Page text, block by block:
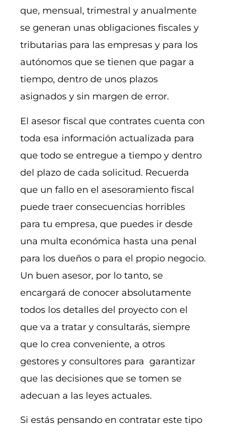
que, mensual, trimestral y anualmente
se generan unas obligaciones fiscales y
tributarias para las empresas y para los
autónomos que se tienen que pagar a
tiempo, dentro de unos plazos
asignados y sin margen de error.
El asesor fiscal que contrates cuenta con
toda esa información actualizada para
que todo se entregue a tiempo y dentro
del plazo de cada solicitud. Recuerda
que un fallo en el asesoramiento fiscal
puede traer consecuencias horribles
para tu empresa, que puedes ir desde
una multa económica hasta una penal
para los dueños o para el propio negocio.
Un buen asesor, por lo tanto, se
encargará de conocer absolutamente
todos los detalles del proyecto con el
que va a tratar y consultarás, siempre
que lo crea conveniente, a otros
gestores y consultores para garantizar
que las decisiones que se tomen se
adecuan a las leyes actuales.
Si estás pensando en contratar este tipo